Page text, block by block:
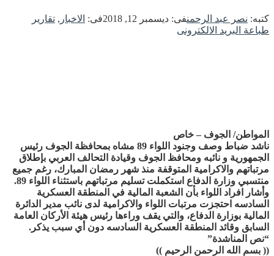
كتبه: نصر عبد الرحمنفى: ديسمبر 12, 2018 فى: الاخبار , تقارير
طباعة البريد الالكترونى
المواطن/ الجوف – خاص
ناشد ضباط وصف وجنود اللواء 89 مشاه بمحافظة الجوف رئيس
الجمهورية و نائبه ومحافظ الجوف وقيادة التحالف العربي بإطلاق
مرتباتهم والاكرامية المتوقفة منذ شهر رمضان المبارك، رغم جميع
منتسبي وزارة الدفاع استكملت تسليم مرتباتهم باستثناء اللواء 89.
وأشار افراد اللواء بأن الشعبة المالية في المنطقة العسكرية
السادسه احتجزت مرتبات اللواء والاكرامية لدى نائب مدير الدائرة
المالية بوزارة الدفاع، والتي يقف وراءها رئيس هيئة الأركان العامة
السابق وقائد المنطقة العسكرية السادسه دون أي سبب يذكر.
“نص المناشدة”
(( بسم الله الرحمن الرحيم ))